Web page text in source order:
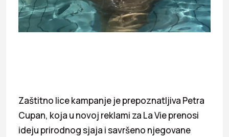
Zaštitno lice kampanje je prepoznatljiva Petra
Cupan, koja u novoj reklami za La Vie prenosi
ideju prirodnog sjaja i savršeno njegovane